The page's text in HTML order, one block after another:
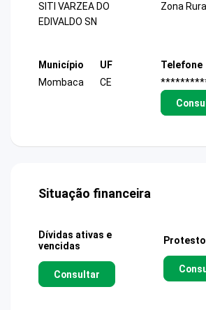
SITI VARZEA DO
EDIVALDO SN
Zona Rural
Município
Mombaca
UF
CE
Telefone
Situação financeira
Dívidas ativas e
vencidas
Consultar